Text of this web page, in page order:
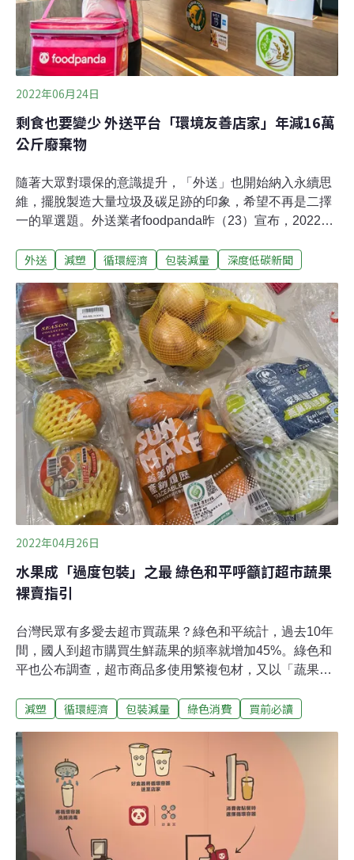
意識到包裝材料對於地球環境造成不可逆影響。2020年麥
肯錫一份報告顯示，有將近60%民眾願意支付更高的價格
購買採用永續包裝的商品。非營利組織P
2022年06月24日
剩食也要變少 外送平台「環境友善店家」年減16萬
公斤廢棄物
隨著大眾對環保的意識提升，「外送」也開始納入永續思
維，擺脫製造大量垃圾及碳足跡的印象，希望不再是二擇
一的單選題。外送業者foodpanda昨（23）宣布，2022年
共同推動的「環境友善店家」認證計畫，每年約可減廢
反應，環保包材仍有成本高、餐點適配性及上游供應鏈不
足等問題，但也因此提升餐點質感，或可提高品牌價值與
餐點售價，不同店家解讀兩極。外送平台推780家環境友
善店家 外送「碳排」也成關注焦點去年外送平台
「foodpanda」與環保團體「RE-THINK重新思考」合作
推動「環境友善店家」的認證計畫，昨（23日）
foodpanda公布結果，截至目前，全台已有780間店家通過
審核成為環境友善店家，每年約可減廢16.1萬公斤，相當
於808萬個700毫升的塑膠飲料杯。「環境友善店家」認證
外送 減塑 循環經濟 包裝減量 深度低碳新聞
2022年04月26日
水果成「過度包裝」之最 綠色和平呼籲訂超市蔬果
裸賣指引
台灣民眾有多愛去超市買蔬果？綠色和平統計，過去10年
間，國人到超市購買生鮮蔬果的頻率就增加45%。綠色和
平也公布調查，超市商品多使用繁複包材，又以「蔬果」
年約產生18億件、1.5萬噸的塑膠垃圾。綠色和平今（26
制定「包裝減量及裸賣指引」，台灣超市業者也應優先推
行蔬果產品包裝減量，採取裸裝或散裝方式銷售。「過度
包裝」之最 蔬果類產品裸賣接受度高、減塑效益大超市通
路中，高達九成生鮮商品使用一次性塑膠包裝，超市每年
銷售出上億件蔬果，就同時製造上億件垃圾，重複使用是
減少塑膠包裝的有效方法之一。為了計算零售業塑膠包裝
減塑 循環經濟 包裝減量 綠色消費 買前必讀